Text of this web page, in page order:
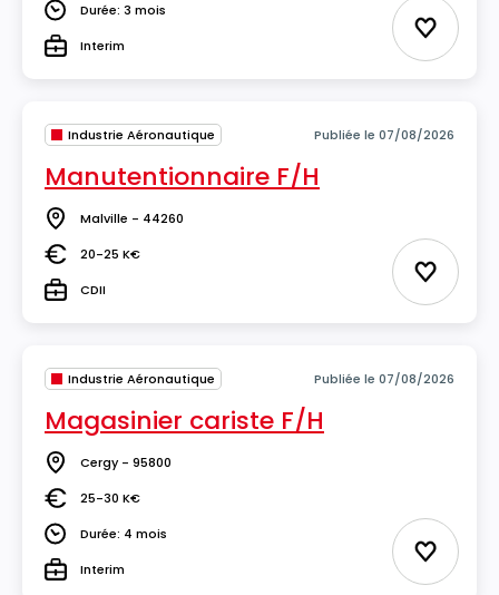
DuréeDurée: 3 mois
TypeInterim Ajouter
Industrie Aéronautique Publiée le 07/08/2026
Manutentionnaire F/H
Lieu Malville - 44260
Salaire20-25 K€
TypeCDII Ajouter
Industrie Aéronautique Publiée le 07/08/2026
Magasinier cariste F/H
Lieu Cergy - 95800
Salaire25-30 K€
DuréeDurée: 4 mois
TypeInterim Ajouter